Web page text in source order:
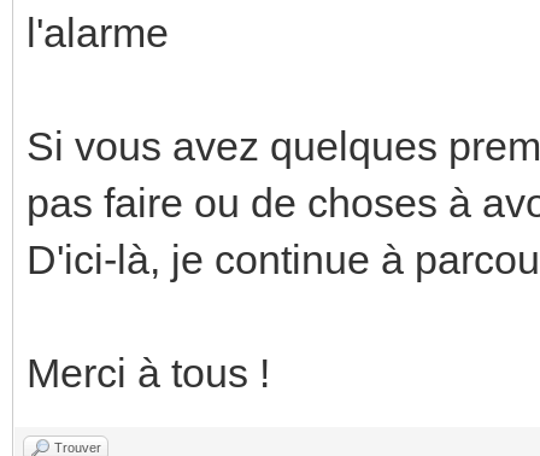
l'alarme
Si vous avez quelques
pas faire ou de choses à
D'ici-là, je continue à
Merci à tous !
Trouver